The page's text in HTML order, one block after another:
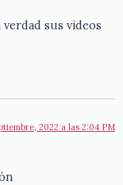
sus videos
2022 a las 2:04 PM